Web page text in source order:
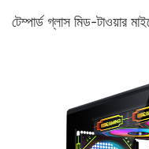
টেম্পার্ড গ্লাস মিড-টাওয়ার